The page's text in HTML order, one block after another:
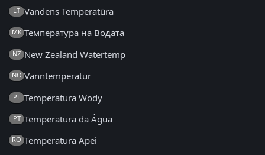
LT Vandens Temperatūra
MK Температура на Водата
NZ New Zealand Watertemp
NO Vanntemperatur
PL Temperatura Wody
PT Temperatura da Água
RO Temperatura Apei